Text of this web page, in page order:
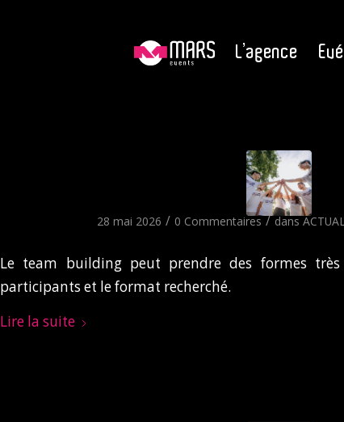
L’agence
28 mai 2026 / 0 Commentaires / dans
Le team building peut prendre des formes
participants et le format recherché.
Lire la suite